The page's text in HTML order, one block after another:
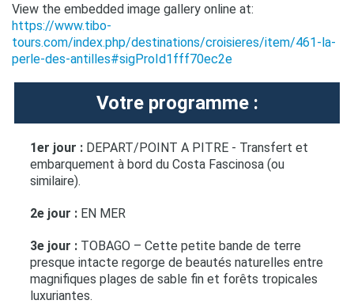
View the embedded image gallery online at:
https://www.tibo-
tours.com/index.php/destinations/croisieres/item/461-la-
perle-des-antilles#sigProId1fff70ec2e
Votre programme :
1er jour : DEPART/POINT A PITRE - Transfert et
embarquement à bord du Costa Fascinosa (ou
similaire).
2e jour : EN MER
3e jour : TOBAGO – Cette petite bande de terre
presque intacte regorge de beautés naturelles entre
magnifiques plages de sable fin et forêts tropicales
luxuriantes.